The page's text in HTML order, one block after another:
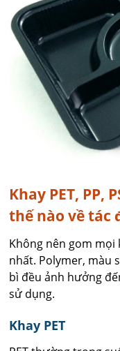
Khay PET, PP,
thế nào về tác
Không nên gom
nhất. Polymer, màu
bì đều ảnh hưởng
sử dụng.
Khay PET